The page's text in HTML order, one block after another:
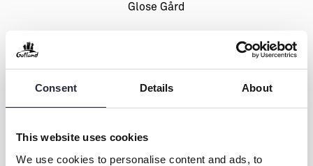
Consent Details About
This website uses cookies
We use cookies to personalise content and ads, to
Glose Gård
Kontakt & öppettider